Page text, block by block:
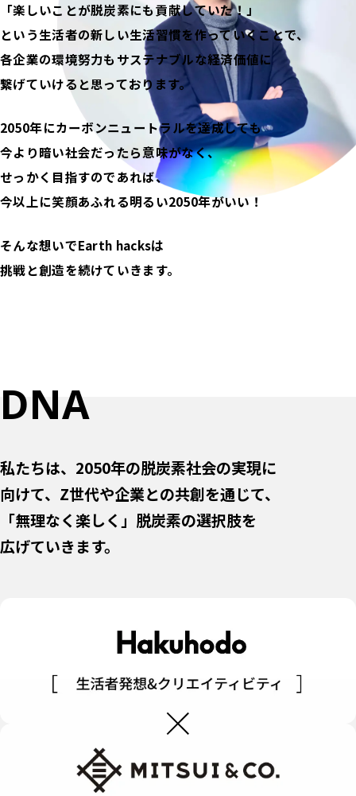
「楽しいことが脱炭素にも貢献していた！」
という生活者の新しい生活習慣を作っていくことで、
各企業の環境努力もサステナブルな経済価値に
繋げていけると思っております。
2050年にカーボンニュートラルを達成しても
今より暗い社会だったら意味がなく、
せっかく目指すのであれば、
今以上に笑顔あふれる明るい2050年がいい！
そんな想いでEarth hacksは
挑戦と創造を続けていきます。
DNA
私たちは、2050年の脱炭素社会の実現に
向けて、Z世代や企業との共創を通じて、
「無理なく楽しく」脱炭素の選択肢を
広げていきます。